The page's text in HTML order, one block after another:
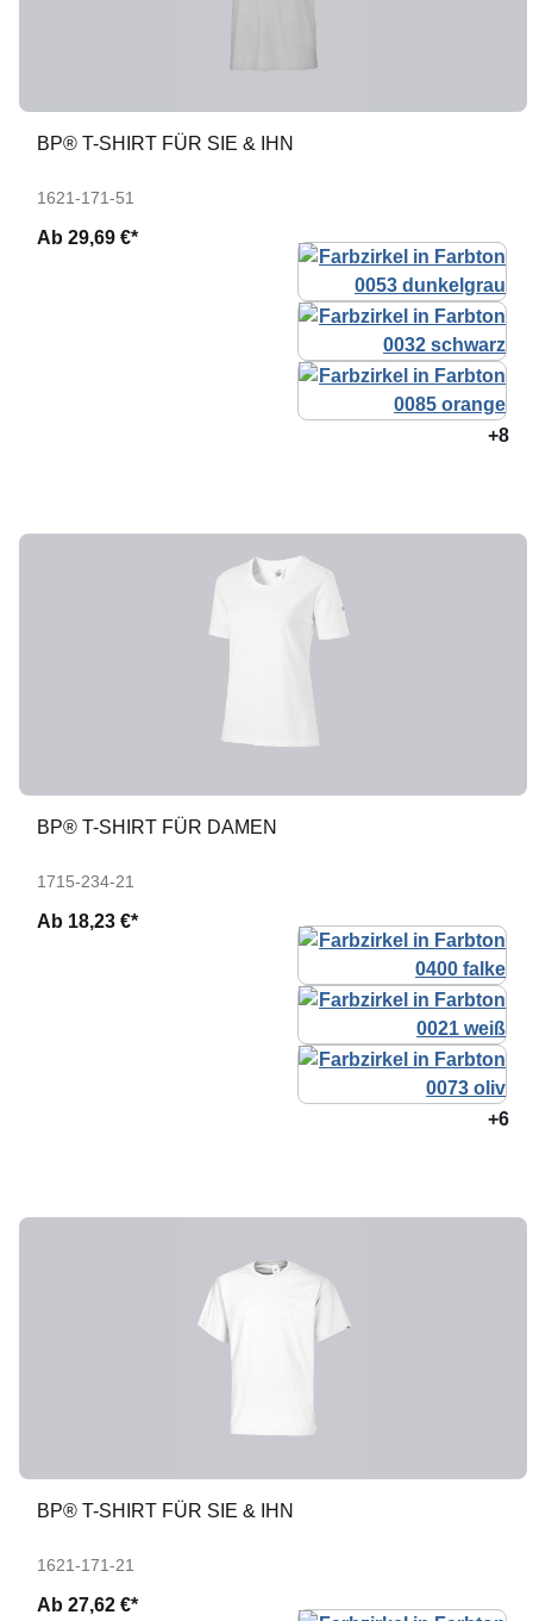
BP® T-SHIRT FÜR SIE & IHN
1621-171-51
Ab 29,69 €*
+8
BP® T-SHIRT FÜR DAMEN
1715-234-21
Ab 18,23 €*
+6
BP® T-SHIRT FÜR SIE & IHN
1621-171-21
Ab 27,62 €*